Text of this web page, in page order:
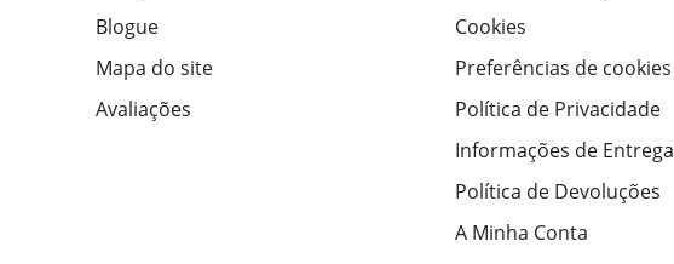
Blogue
Mapa do site
Avaliações
Cookies
Preferências de cookies
Política de Privacidade
Informações de Entrega
Política de Devoluções
A Minha Conta